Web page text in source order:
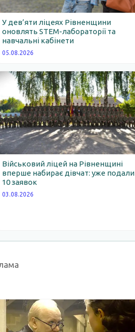
У дев’яти ліцеях Рівненщини
оновлять STEM-лабораторії та
навчальні кабінети
05.08.2026
Військовий ліцей на Рівненщині
вперше набирає дівчат: уже подали
10 заявок
03.08.2026